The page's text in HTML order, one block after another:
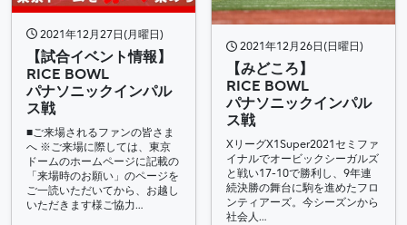
2021年12月27日(月曜日)
【試合イベント情報】
RICE BOWL
パナソニックインパル
ス戦
■ご来場されるファンの皆さま
へ ※ご来場に際しては、東京
ドームのホームページに記載の
「来場時のお願い」のページを
ご一読いただいてから、お越し
いただきます様ご協力…
2021年12月26日(日曜日)
【みどころ】
RICE BOWL
パナソニックインパル
ス戦
XリーグX1Super2021セミファ
イナルでオービックシーガルズ
と戦い17-10で勝利し、9年連
続決勝の舞台に駒を進めたフロ
ンティアーズ。今シーズンから
社会人…